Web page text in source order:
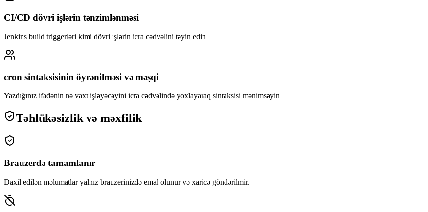
CI/CD dövri işlərin tənzimlənməsi
Jenkins build triggerləri kimi dövri işlərin icra cədvəlini təyin edin
cron sintaksisinin öyrənilməsi və məşqi
Yazdığınız ifadənin nə vaxt işləyəcəyini icra cədvəlində yoxlayaraq sintaksisi mənimsəyin
Təhlükəsizlik və məxfilik
Brauzerdə tamamlanır
Daxil edilən məlumatlar yalnız brauzerinizdə emal olunur və xaricə göndərilmir.